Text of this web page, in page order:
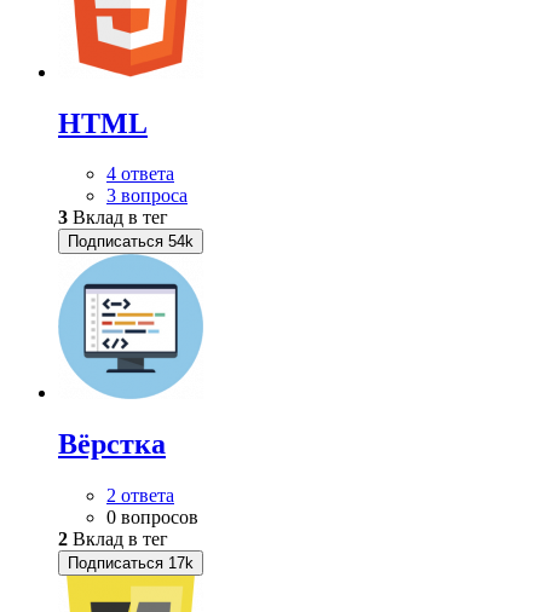
HTML
4 ответа
3 вопроса
3 Вклад в тег
Подписаться 54k
Вёрстка
2 ответа
0 вопросов
2 Вклад в тег
Подписаться 17k